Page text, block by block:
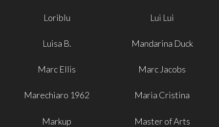
Loriblu Lui Lui
Luisa B. Mandarina Duck
Marc Ellis Marc Jacobs
Marechiaro 1962 Maria Cristina
Markup Master of Arts